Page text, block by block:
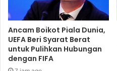
Ancam Boikot Piala Dunia,
UEFA Beri Syarat Berat
untuk Pulihkan Hubungan
dengan FIFA